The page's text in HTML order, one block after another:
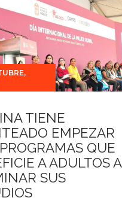
TIENE
EMPEZAR
QUE
A ADULTOS A
SUS